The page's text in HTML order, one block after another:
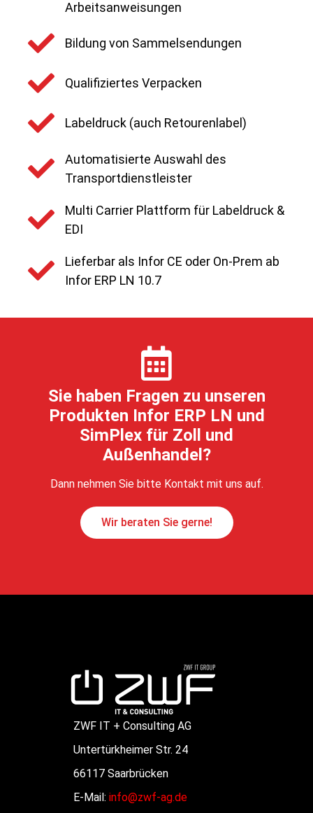
Arbeitsanweisungen
Bildung von Sammelsendungen
Qualifiziertes Verpacken
Labeldruck (auch Retourenlabel)
Automatisierte Auswahl des
Transportdienstleister
Multi Carrier Plattform für Labeldruck &
EDI
Lieferbar als Infor CE oder On-Prem ab
Infor ERP LN 10.7
Sie haben Fragen zu unseren
Produkten Infor ERP LN und
SimPlex für Zoll und
Außenhandel?
Dann nehmen Sie bitte Kontakt mit uns auf.
Wir beraten Sie gerne!
ZWF IT + Consulting AG
Untertürkheimer Str. 24
66117 Saarbrücken
E-Mail: info@zwf-ag.de